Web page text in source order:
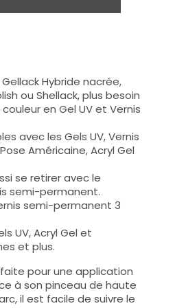
Hybride nacrée,
ou Shellack, plus besoin
en Gel UV et Vernis
avec les Gels UV, Vernis
Américaine, Acryl Gel
se retirer avec le
semi-permanent.
semi-permanent 3
UV, Acryl Gel et
et plus.
pour une application
à son pinceau de haute
il est facile de suivre le